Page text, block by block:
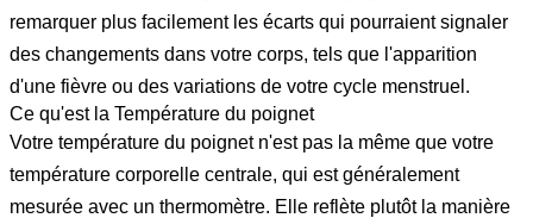
remarquer plus facilement les écarts qui pourraient signaler
des changements dans votre corps, tels que l'apparition
d'une fièvre ou des variations de votre cycle menstruel.
Ce qu'est la Température du poignet
Votre température du poignet n'est pas la même que votre
température corporelle centrale, qui est généralement
mesurée avec un thermomètre. Elle reflète plutôt la manière